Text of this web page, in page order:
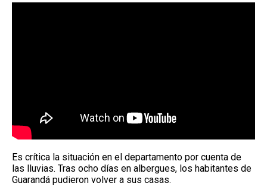
Es crítica la situación en el departamento por cuenta de
las lluvias. Tras ocho días en albergues, los habitantes de
Guarandá pudieron volver a sus casas.